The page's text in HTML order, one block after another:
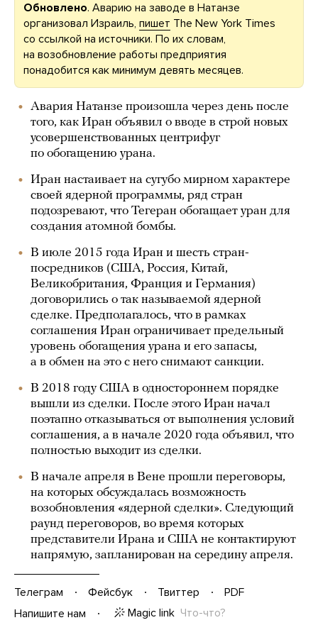
Обновлено. Аварию на заводе в Натанзе
организовал Израиль, пишет The New York Times
со ссылкой на источники. По их словам,
на возобновление работы предприятия
понадобится как минимум девять месяцев.
Авария Натанзе произошла через день после
того, как Иран объявил о вводе в строй новых
усовершенствованных центрифуг
по обогащению урана.
Иран настаивает на сугубо мирном характере
своей ядерной программы, ряд стран
подозревают, что Тегеран обогащает уран для
создания атомной бомбы.
В июле 2015 года Иран и шесть стран-
посредников (США, Россия, Китай,
Великобритания, Франция и Германия)
договорились о так называемой ядерной
сделке. Предполагалось, что в рамках
соглашения Иран ограничивает предельный
уровень обогащения урана и его запасы,
а в обмен на это с него снимают санкции.
В 2018 году США в одностороннем порядке
вышли из сделки. После этого Иран начал
поэтапно отказываться от выполнения условий
соглашения, а в начале 2020 года объявил, что
полностью выходит из сделки.
В начале апреля в Вене прошли переговоры,
на которых обсуждалась возможность
возобновления «ядерной сделки». Следующий
раунд переговоров, во время которых
представители Ирана и США не контактируют
напрямую, запланирован на середину апреля.
Телеграм Фейсбук Твиттер
PDF
Напишите нам
Magic link Что-что?